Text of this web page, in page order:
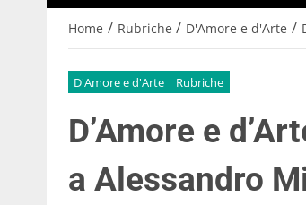
Home / Rubriche / D'Amore e d'Arte /
D'Amore e d'Arte Rubriche
D’Amore e
a Alessandro